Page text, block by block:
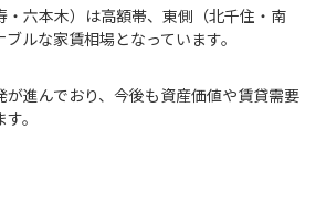
六本木）は高額帯、東側（北千住・南
ルな家賃相場となっています。
進んでおり、今後も資産価値や賃貸需要
。